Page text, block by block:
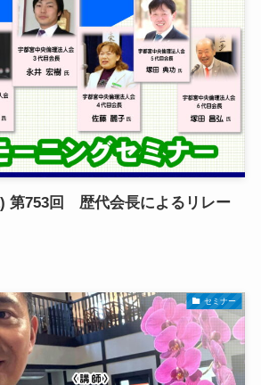
第753回 歴代会長によるリレー
セミナー